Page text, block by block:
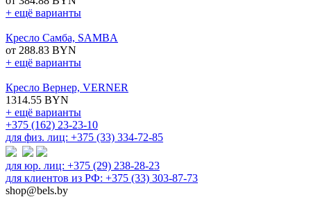
+ ещё варианты
Кресло Самба, SAMBA
от 288.83 BYN
+ ещё варианты
Кресло Вернер, VERNER
1314.55 BYN
+ ещё варианты
+375 (162) 23-23-10
для физ. лиц: +375 (33) 334-72-85
для юр. лиц: +375 (29) 238-28-23
для клиентов из РФ: +375 (33) 303-87-73
shop@bels.by